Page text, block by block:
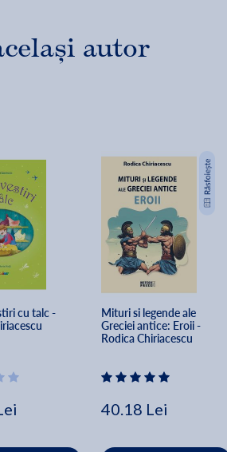
autor
cu talc -
Mituri si legende ale
Greciei antice: Eroii -
Rodica Chiriacescu
40.18 Lei